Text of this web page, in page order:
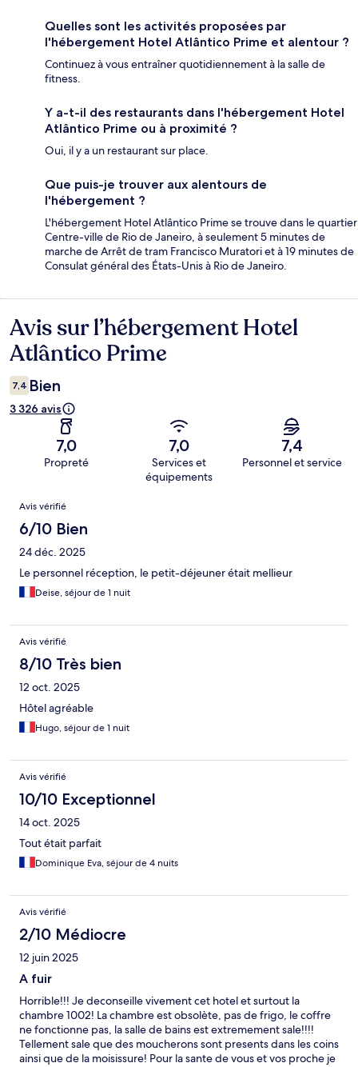
Quelles sont les activités proposées par
l'hébergement Hotel Atlântico Prime et alentour ?
Continuez à vous entraîner quotidiennement à la salle de
fitness.
Y a-t-il des restaurants dans l'hébergement Hotel
Atlântico Prime ou à proximité ?
Oui, il y a un restaurant sur place.
Que puis-je trouver aux alentours de
l'hébergement ?
L'hébergement Hotel Atlântico Prime se trouve dans le quartier
Centre-ville de Rio de Janeiro, à seulement 5 minutes de
marche de Arrêt de tram Francisco Muratori et à 19 minutes de
Consulat général des États-Unis à Rio de Janeiro.
Avis
Avis sur l’hébergement Hotel
Atlântico Prime
7,4 Bien
3 326 avis
7,0
Propreté
7,0
Services et
équipements
7,4
Personnel et service
Avis
Avis vérifié
6/10 Bien
24 déc. 2025
Le personnel réception, le petit-déjeuner était mellieur
Deise, séjour de 1 nuit
Avis vérifié
8/10 Très bien
12 oct. 2025
Hôtel agréable
Hugo, séjour de 1 nuit
Avis vérifié
10/10 Exceptionnel
14 oct. 2025
Tout était parfait
Dominique Eva, séjour de 4 nuits
Avis vérifié
2/10 Médiocre
12 juin 2025
A fuir
Horrible!!! Je deconseille vivement cet hotel et surtout la
chambre 1002! La chambre est obsolète, pas de frigo, le coffre
ne fonctionne pas, la salle de bains est extremement sale!!!!
Tellement sale que des moucherons sont presents dans les coins
ainsi que de la moisissure! Pour la sante de vous et vos proche je